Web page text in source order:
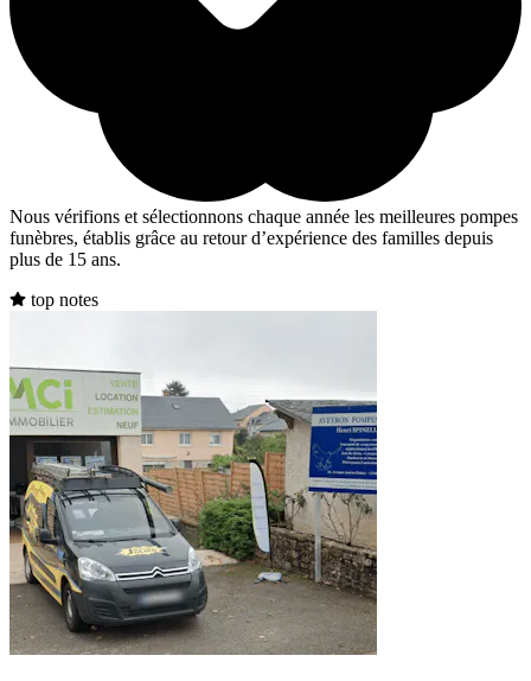
Nous vérifions et sélectionnons chaque année les meilleures pompes
funèbres, établis grâce au retour d’expérience des familles depuis
plus de 15 ans.
top notes